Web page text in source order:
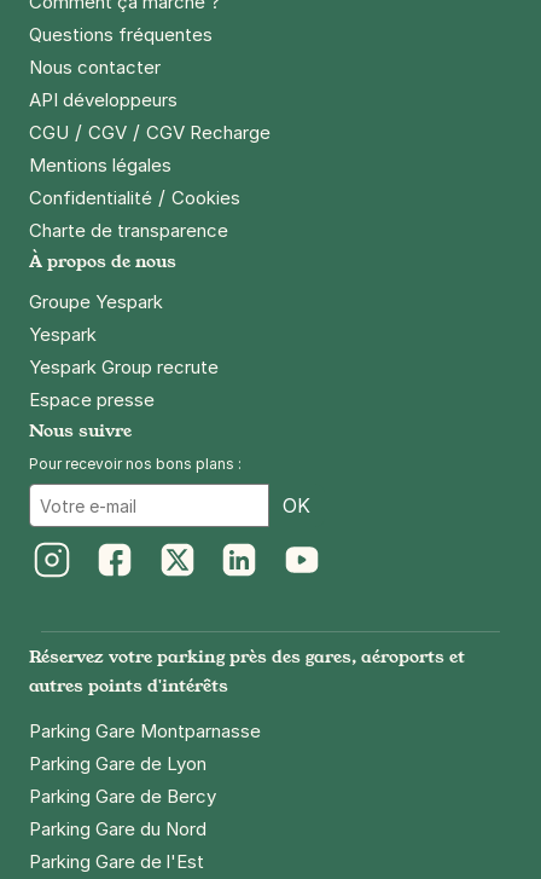
Questions fréquentes
Nous contacter
API développeurs
CGU / CGV / CGV Recharge
Mentions légales
Confidentialité / Cookies
Charte de transparence
À propos de nous
Groupe Yespark
Yespark
Yespark Group recrute
Espace presse
Nous suivre
Pour recevoir nos bons plans :
OK
Réservez votre parking près des gares, aéroports et
autres points d'intérêts
Parking Gare Montparnasse
Parking Gare de Lyon
Parking Gare de Bercy
Parking Gare du Nord
Parking Gare de l'Est